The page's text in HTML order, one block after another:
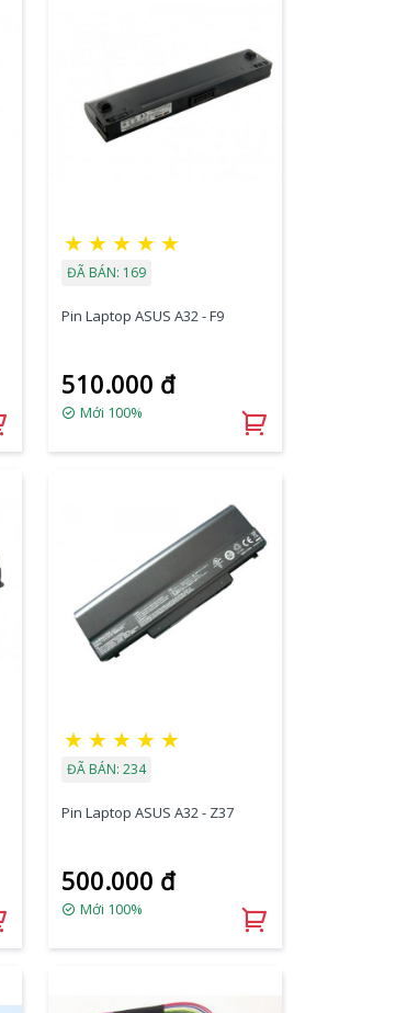
★ ★ ★ ★ ★
ĐÃ BÁN: 169
Pin Laptop ASUS A32 - F9
510.000 đ
Mới 100%
★ ★ ★ ★ ★
ĐÃ BÁN: 234
Pin Laptop ASUS A32 - Z37
500.000 đ
Mới 100%